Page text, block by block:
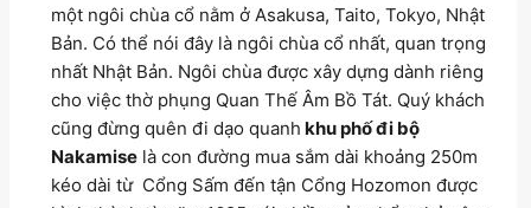
một ngôi chùa cổ nằm ở Asakusa, Taito, Tokyo, Nhật
Bản. Có thể nói đây là ngôi chùa cổ nhất, quan trọng
nhất Nhật Bản. Ngôi chùa được xây dựng dành riêng
cho việc thờ phụng Quan Thế Âm Bồ Tát. Quý khách
cũng đừng quên đi dạo quanh khu phố đi bộ
Nakamise là con đường mua sắm dài khoảng 250m
kéo dài từ Cổng Sấm đến tận Cổng Hozomon được